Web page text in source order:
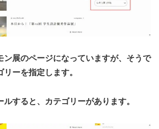
ン展のページになっていますが、そうで
ーを指定します。
ルすると、カテゴリーがあります。